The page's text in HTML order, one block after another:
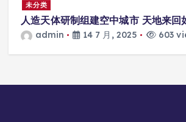
未分类
人造天体研制组建空中城市 天地来回
admin 14 7 月, 2025 603